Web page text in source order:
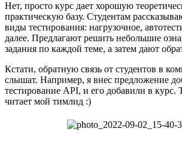
Нет, просто курс дает хорошую
практическую базу. Студентам
виды тестирования: нагрузочное,
далее. Предлагают решить небольшие
задания по каждой теме, а затем дают
Кстати, обратную связь от студентов в
слышат. Например, я внес предложение
тестирование API, и его добавили в курс.
читает мой тимлид :)